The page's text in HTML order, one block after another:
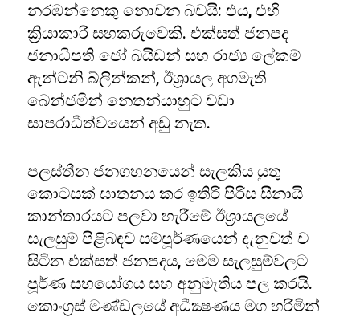
නරඹන්නෙකු නොවන බවයි: එය, එහි
ක්‍රියාකාරී සහකරුවෙකි. එක්සත් ජනපද
ජනාධිපති ජෝ බයිඩන් සහ රාජ්‍ය ලේකම්
ඇන්ටනි බ්ලින්කන්, ඊශ්‍රායල අගමැති
බෙන්ජමින් නෙතන්යාහුට වඩා
සාපරාධීත්වයෙන් අඩු නැත.
පලස්තීන ජනගහනයෙන් සැලකිය යුතු
කොටසක් ඝාතනය කර ඉතිරි පිරිස සීනායි
කාන්තාරයට පලවා හැරීමේ ඊශ්‍රායලයේ
සැලසුම් පිළිබඳව සම්පූර්ණයෙන් දැනුවත් ව
සිටින එක්සත් ජනපදය, මෙම සැලසුම්වලට
පූර්ණ සහයෝගය සහ අනුමැතිය පල කරයි.
කොංග‍්‍රස් මණ්ඩලයේ අධීක්‍ෂණය මග හරිමින්